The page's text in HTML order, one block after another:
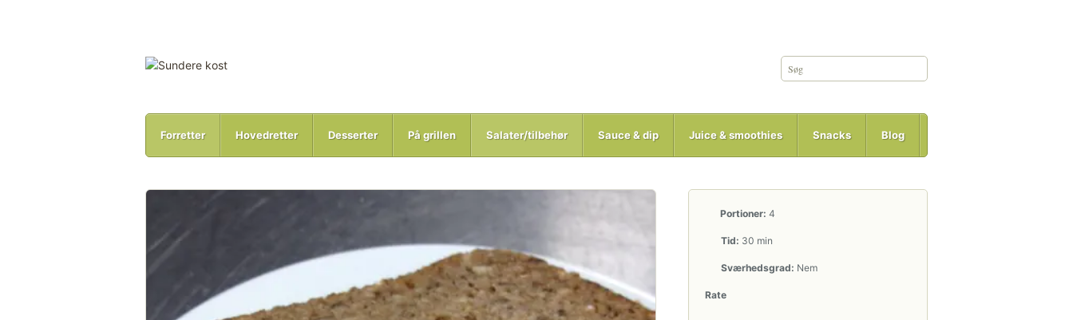
Forretter Hovedretter Desserter På grillen Salater/tilbehør Sauce & dip Juice & smoothies Snacks Blog
Portioner: 4
Tid: 30 min
Sværhedsgrad: Nem
Rate